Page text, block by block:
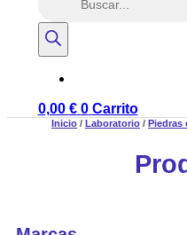
0,00 € 0 Carrito
Inicio / Laboratorio / Piedras